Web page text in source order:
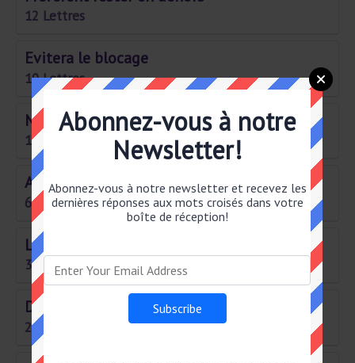
12 Lettres
Evitera le blocage
10 Lettres
Met le feu un peu partout
10 Lettres
Amasse quand elle ne roule pas
6 Lettres
Le dernier n’est pas suivi
3 Lettres
Dans le pavé
2 Lettres
Abonnez-vous à notre
Newsletter!
Abonnez-vous à notre newsletter et recevez les
dernières réponses aux mots croisés dans votre
boîte de réception!